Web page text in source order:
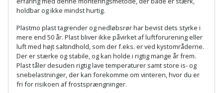
Isolering
Komposit
terrassebrædder
Lecablokke
og
Hammer
Høvl
Borehammer
Boremaskinetilbehør
Detektor
Diamantskæremaskine
tilbehør
Robotplæneklipper
Robotplæneklipper
Drivhus
Drivhustilbehør
Elartikler
holdbar og ikke mindst hurtig.
Plastmo plast tagrender og nedløbsrør har bevist dets styrke i
mere end 50 år. Plast bliver ikke påvirket af luftforurening eller
luft med højt saltindhold, som der f.eks. er ved kystområderne.
Der er stærke og stabile, og kan holde i rigtig mange år frem.
Plast tåler desuden rigtig lave temperaturer samt store is- og
snebelastninger, der kan forekomme om vinteren, hvor du er
fri for risikoen af frostsprængninger.